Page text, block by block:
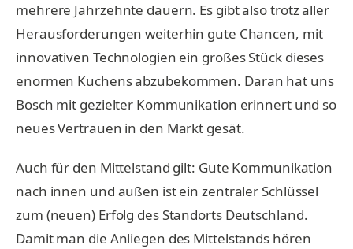
mehrere Jahrzehnte dauern. Es gibt also trotz aller
Herausforderungen weiterhin gute Chancen, mit
innovativen Technologien ein großes Stück dieses
enormen Kuchens abzubekommen. Daran hat uns
Bosch mit gezielter Kommunikation erinnert und so
neues Vertrauen in den Markt gesät.
Auch für den Mittelstand gilt: Gute Kommunikation
nach innen und außen ist ein zentraler Schlüssel
zum (neuen) Erfolg des Standorts Deutschland.
Damit man die Anliegen des Mittelstands hören